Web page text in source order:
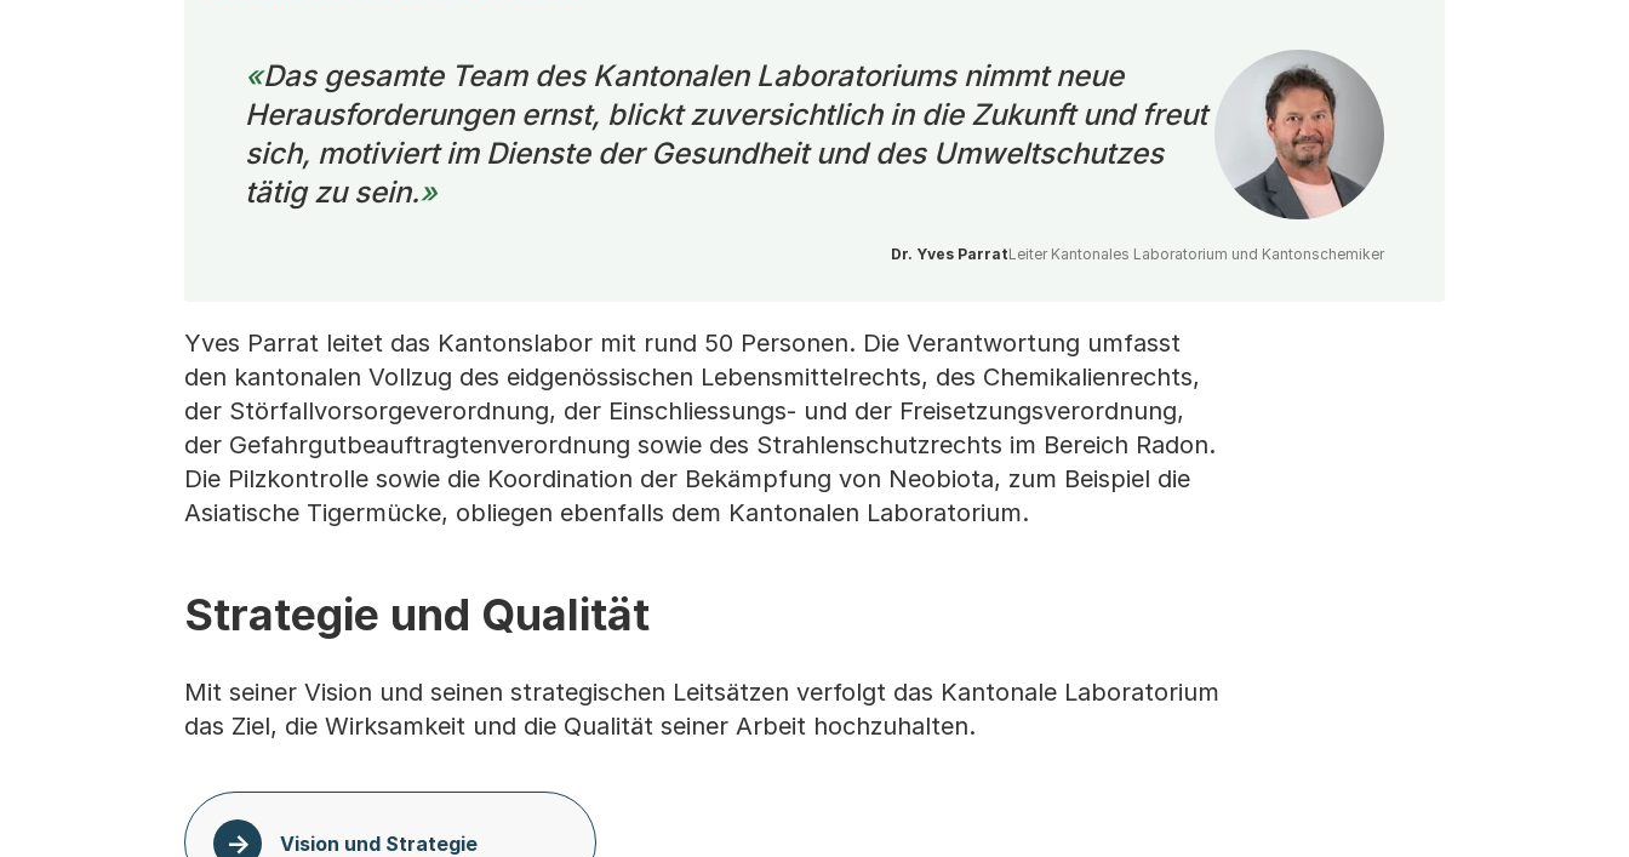
Das gesamte Team des Kantonalen Laboratoriums nimmt neue
Herausforderungen ernst, blickt zuversichtlich in die Zukunft und freut
sich, motiviert im Dienste der Gesundheit und des Umweltschutzes
tätig zu sein.
Dr. Yves ParratLeiter Kantonales Laboratorium und Kantonschemiker
Yves Parrat leitet das Kantonslabor mit rund 50 Personen. Die Verantwortung umfasst
den kantonalen Vollzug des eidgenössischen Lebensmittelrechts, des Chemikalienrechts,
der Störfallvorsorgeverordnung, der Einschliessungs- und der Freisetzungsverordnung,
der Gefahrgutbeauftragtenverordnung sowie des Strahlenschutzrechts im Bereich Radon.
Die Pilzkontrolle sowie die Koordination der Bekämpfung von Neobiota, zum Beispiel die
Asiatische Tigermücke, obliegen ebenfalls dem Kantonalen Laboratorium.
Strategie und Qualität
Mit seiner Vision und seinen strategischen Leitsätzen verfolgt das Kantonale Laboratorium
das Ziel, die Wirksamkeit und die Qualität seiner Arbeit hochzuhalten.
Vision und Strategie